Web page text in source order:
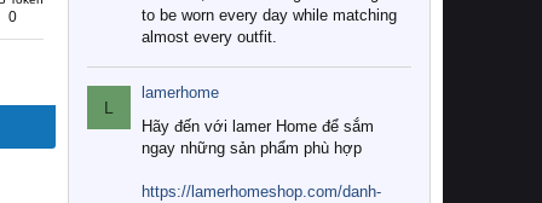
0
to be worn every day while matching
almost every outfit.
L
lamerhome
Hãy đến với lamer Home để sắm
ngay những sản phẩm phù hợp
https://lamerhomeshop.com/danh-